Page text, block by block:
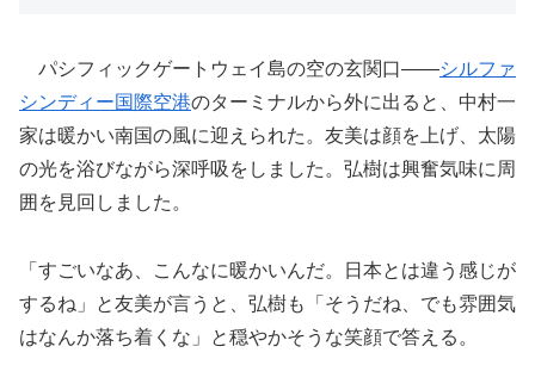
パシフィックゲートウェイ島の空の玄関口――シルファ
シンディー国際空港のターミナルから外に出ると、中村一
家は暖かい南国の風に迎えられた。友美は顔を上げ、太陽
の光を浴びながら深呼吸をしました。弘樹は興奮気味に周
囲を見回しました。
「すごいなあ、こんなに暖かいんだ。日本とは違う感じが
するね」と友美が言うと、弘樹も「そうだね、でも雰囲気
はなんか落ち着くな」と穏やかそうな笑顔で答える。